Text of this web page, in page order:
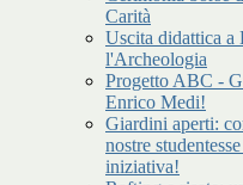
Carità
Uscita didattica a
l'Archeologia
Progetto ABC -
Enrico Medi!
Giardini aperti:
nostre
iniziativa!